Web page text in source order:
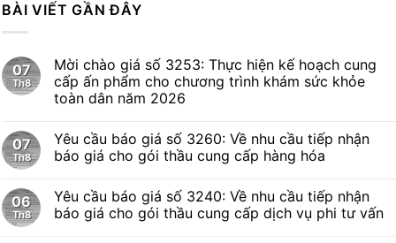
BÀI VIẾT GẦN ĐÂY
07
Th8
Mời chào giá số 3253: Thực hiện kế hoạch cung
cấp ấn phẩm cho chương trình khám sức khỏe
toàn dân năm 2026
07
Th8
Yêu cầu báo giá số 3260: Về nhu cầu tiếp nhận
báo giá cho gói thầu cung cấp hàng hóa
06
Th8
Yêu cầu báo giá số 3240: Về nhu cầu tiếp nhận
báo giá cho gói thầu cung cấp dịch vụ phi tư vấn